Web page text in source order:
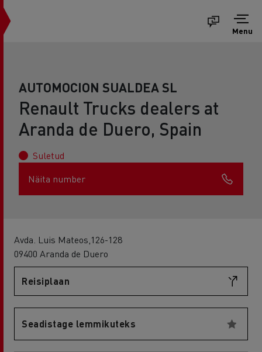
Menu
AUTOMOCION SUALDEA SL
Renault Trucks dealers at
Aranda de Duero, Spain
Suletud
Näita number
Avda. Luis Mateos,126-128
09400 Aranda de Duero
Reisiplaan
Seadistage lemmikuteks